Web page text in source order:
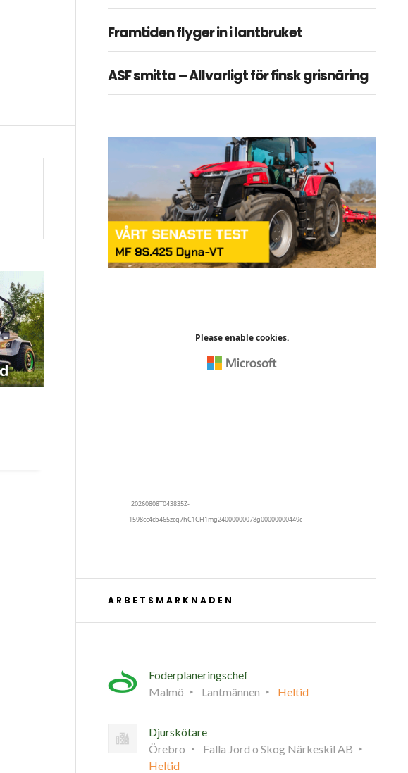
Framtiden flyger in i lantbruket
ASF smitta – Allvarligt för finsk grisnäring
ARBETSMARKNADEN
Foderplaneringschef
Malmö
Lantmännen Heltid
Djurskötare
Örebro
Falla Jord o Skog Närkeskil AB
Heltid